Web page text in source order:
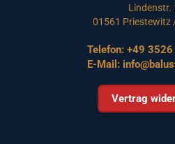
Lindenstr.
01561 Priestewitz
Telefon: +49
E-Mail:
Vertrag